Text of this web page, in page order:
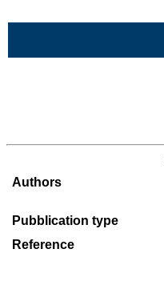
Authors
Pubblication type
Reference